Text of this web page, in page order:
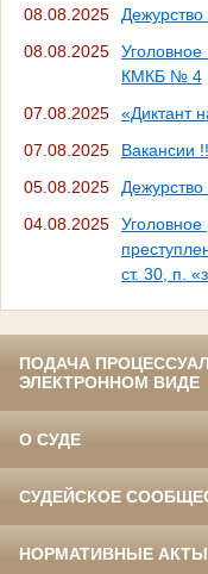
08.08.2025
Дежурство
08.08.2025
КМКБ № 4
07.08.2025
«Диктант
07.08.2025
Вакансии
05.08.2025
Дежурство
04.08.2025
ст. 30, п.
ПОДАЧА
ЭЛЕКТРОННОМ ВИДЕ
О СУДЕ
СУДЕЙСКОЕ
НОРМАТИВНЫЕ АКТЫ